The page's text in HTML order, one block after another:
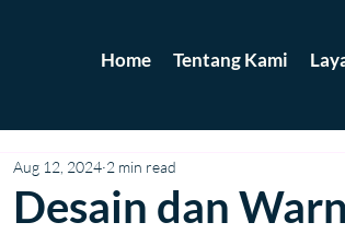
Home Tentang Kami
Desain dan
Aug 12, 2024 2 min read